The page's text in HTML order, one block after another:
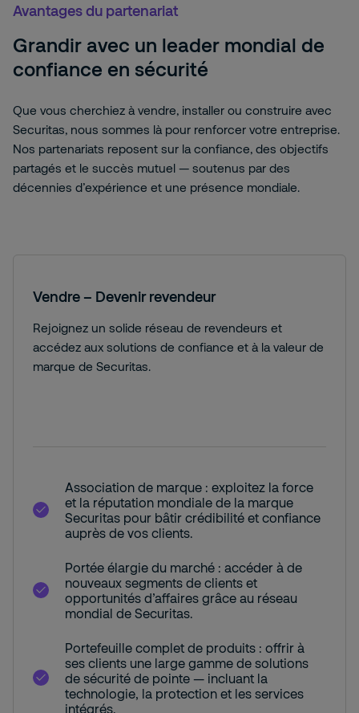
Avantages du partenariat
Grandir avec un leader mondial de
confiance en sécurité
Que vous cherchiez à vendre, installer ou construire avec
Securitas, nous sommes là pour renforcer votre entreprise.
Nos partenariats reposent sur la confiance, des objectifs
partagés et le succès mutuel — soutenus par des
décennies d’expérience et une présence mondiale.
Vendre – Devenir revendeur
Rejoignez un solide réseau de revendeurs et
accédez aux solutions de confiance et à la valeur de
marque de Securitas.
Association de marque : exploitez la force
et la réputation mondiale de la marque
Securitas pour bâtir crédibilité et confiance
auprès de vos clients.
Portée élargie du marché : accéder à de
nouveaux segments de clients et
opportunités d’affaires grâce au réseau
mondial de Securitas.
Portefeuille complet de produits : offrir à
ses clients une large gamme de solutions
de sécurité de pointe — incluant la
technologie, la protection et les services
intégrés.